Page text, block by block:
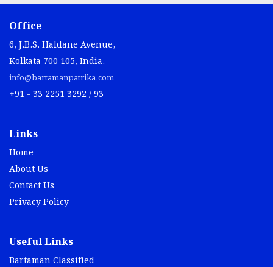
Office
6, J.B.S. Haldane Avenue,
Kolkata 700 105, India.
info@bartamanpatrika.com
+91 - 33 2251 3292 / 93
Links
Home
About Us
Contact Us
Privacy Policy
Useful Links
Bartaman Classified